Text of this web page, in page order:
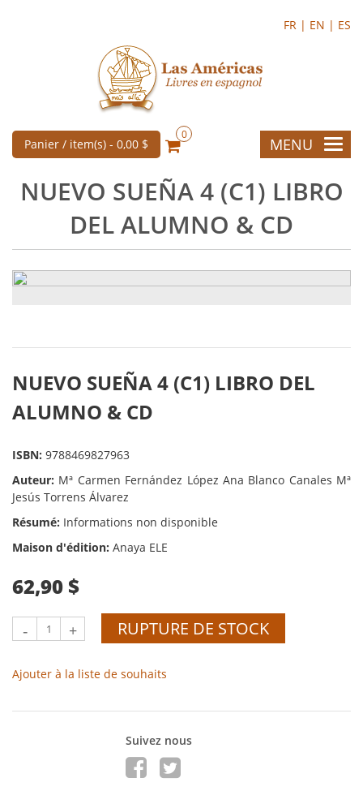
FR | EN | ES
Panier / item(s) - 0,00 $
0
MENU
NUEVO SUEÑA 4 (C1) LIBRO
DEL ALUMNO & CD
NUEVO SUEÑA 4 (C1) LIBRO DEL
ALUMNO & CD
ISBN: 9788469827963
Auteur: Mª Carmen Fernández López Ana Blanco Canales Mª
Jesús Torrens Álvarez
Résumé: Informations non disponible
Maison d'édition: Anaya ELE
62,90 $
- + RUPTURE DE STOCK
Ajouter à la liste de souhaits
Suivez nous